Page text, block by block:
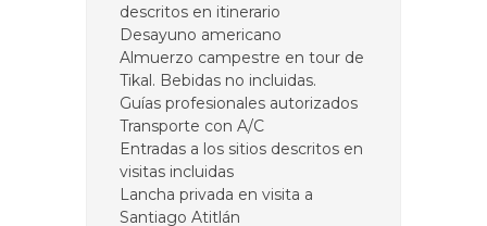
descritos en itinerario
Desayuno americano
Almuerzo campestre en tour de
Tikal. Bebidas no incluidas.
Guías profesionales autorizados
Transporte con A/C
Entradas a los sitios descritos en
visitas incluidas
Lancha privada en visita a
Santiago Atitlán